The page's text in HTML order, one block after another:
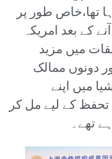
تھا،خاص طور پر
کے بعد امریکہ
میں مزید
دونوں ممالک
میں اپنے
کے لیے مل کر
تھے۔